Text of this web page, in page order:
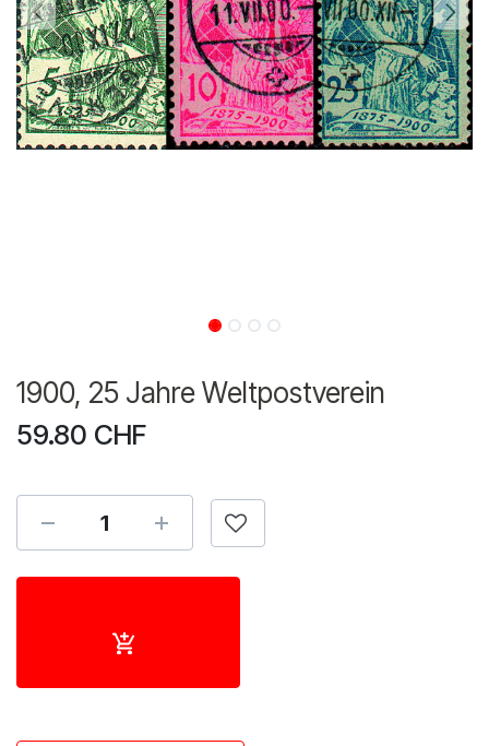
1900, 25 Jahre Weltpostverein
59.80 CHF